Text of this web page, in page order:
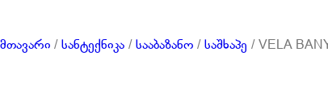
მთავარი / სანტექნიკა / სააბაზანო / საშხაპე / VELA